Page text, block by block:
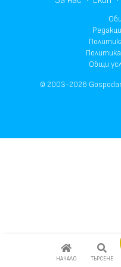
НАЧАЛО ТЪРСЕНЕ
Общи
© 2003-2026